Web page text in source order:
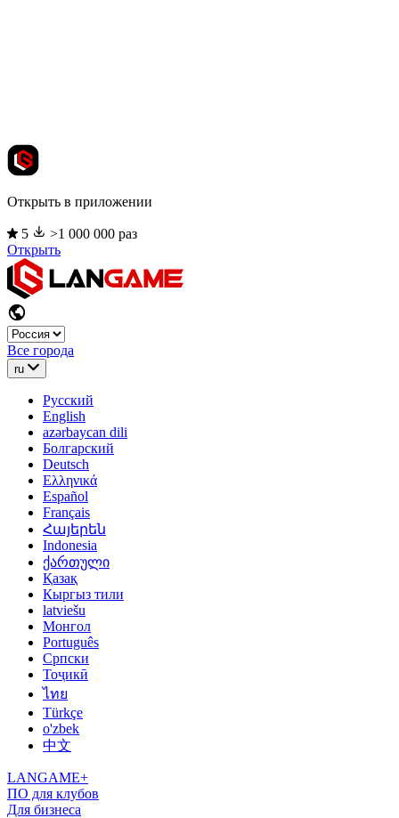
Открыть в приложении
5
>1 000 000 раз
Открыть
Все города
ru
Русский
English
azərbaycan dili
Болгарский
Deutsch
Ελληνικά
Español
Français
Հայերեն
Indonesia
ქართული
Қазақ
Кыргыз тили
latviešu
Монгол
Português
Српски
Тоҷикӣ
ไทย
Türkçe
o'zbek
中文
LANGAME+
ПО для клубов
Для бизнеса